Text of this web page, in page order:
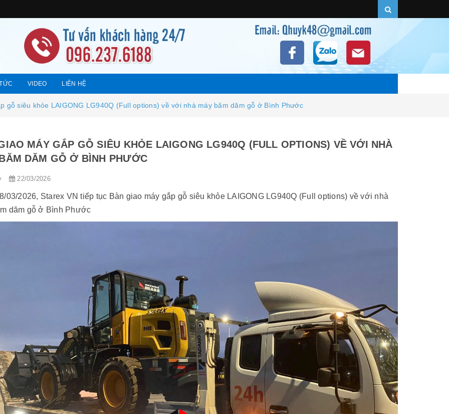
VIDEO LIÊN HỆ
gỗ siêu khỏe LAIGONG LG940Q (Full options) về với nhà máy băm dăm gỗ ở Bình Phước
MÁY GẮP GỖ SIÊU KHỎE LAIGONG LG940Q (FULL OPTIONS) VỀ VỚI NHÀ
DĂM GỖ Ở BÌNH PHƯỚC
22/03/2026
03/2026, Starex VN tiếp tục Bàn giao máy gắp gỗ siêu khỏe LAIGONG LG940Q (Full options) về với nhà
dăm gỗ ở Bình Phước